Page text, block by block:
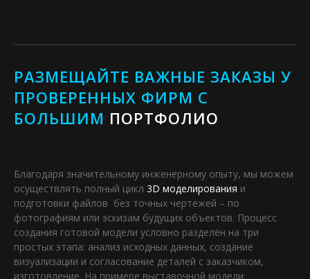
РАЗМЕЩАЙТЕ ВАЖНЫЕ ЗАКАЗЫ У
ПРОВЕРЕННЫХ ФИРМ С
БОЛЬШИМ ПОРТФОЛИО
Благодаря значительному инженерному опыту, мы можем
осуществлять полный цикл 3D моделирования и
подготовки файлов без точных чертежей – по
фотографиям или эскизам будущих объектов. Процесс
создания готовой модели условно разделён на три
простых этапа: анализ исходных данных, создание
визуализации и согласование деталей с заказчиком,
изготовление. На примере выставочной модели: